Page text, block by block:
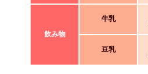
飲み物
牛乳
豆乳